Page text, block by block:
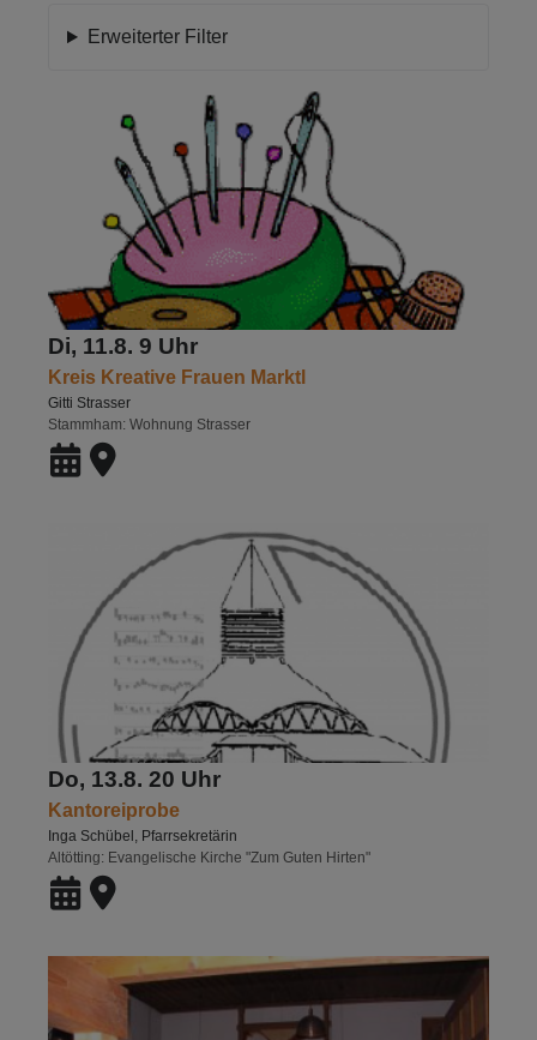
Erweiterter Filter
Di, 11.8. 9 Uhr
Kreis Kreative Frauen Marktl
Gitti Strasser
Stammham Wohnung Strasser
Do, 13.8. 20 Uhr
Kantoreiprobe
Inga Schübel, Pfarrsekretärin
Altötting
Evangelische Kirche "Zum Guten Hirten"